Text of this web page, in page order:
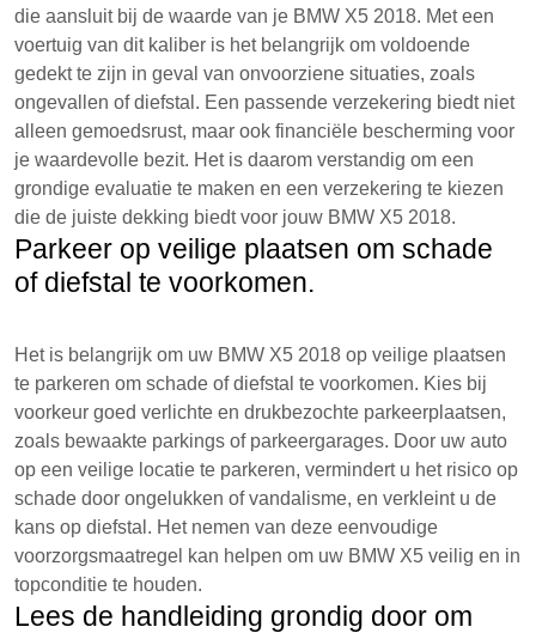
die aansluit bij de waarde van je BMW X5 2018. Met een
voertuig van dit kaliber is het belangrijk om voldoende
gedekt te zijn in geval van onvoorziene situaties, zoals
ongevallen of diefstal. Een passende verzekering biedt niet
alleen gemoedsrust, maar ook financiële bescherming voor
je waardevolle bezit. Het is daarom verstandig om een
grondige evaluatie te maken en een verzekering te kiezen
die de juiste dekking biedt voor jouw BMW X5 2018.
Parkeer op veilige plaatsen om schade
of diefstal te voorkomen.
Het is belangrijk om uw BMW X5 2018 op veilige plaatsen
te parkeren om schade of diefstal te voorkomen. Kies bij
voorkeur goed verlichte en drukbezochte parkeerplaatsen,
zoals bewaakte parkings of parkeergarages. Door uw auto
op een veilige locatie te parkeren, vermindert u het risico op
schade door ongelukken of vandalisme, en verkleint u de
kans op diefstal. Het nemen van deze eenvoudige
voorzorgsmaatregel kan helpen om uw BMW X5 veilig en in
topconditie te houden.
Lees de handleiding grondig door om